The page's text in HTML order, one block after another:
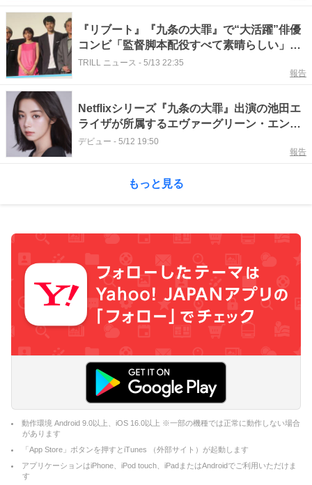
『リブート』『九条の大罪』で“大活躍”俳優
コンビ「監督脚本配役すべて素晴らしい」完
成度の高い“４年前”の名作映画
TRILL ニュース - 5/13 22:35
報告
Netflixシリーズ『九条の大罪』出演の池田エ
ライザが所属するエヴァーグリーン・エンタ
テイメントが新人を募集『2026春ドラマ特別
デビュー - 5/12 19:50
報告
もっと見る
動作環境 Android 9.0以上、iOS 16.0以上 ※一部の機種では正常に動作しない場合
があります
「App Store」ボタンを押すとiTunes （外部サイト）が起動します
アプリケーションはiPhone、iPod touch、iPadまたはAndroidでご利用いただけま
す